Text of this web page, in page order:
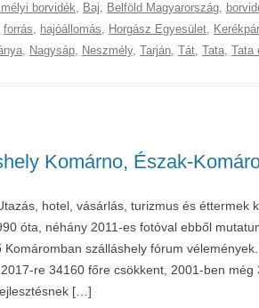
borvidék, Baj, Belföld Magyarország,
forrás, hajóállomás, Horgász Egyesület,
, Nagysáp, Neszmély, Tarján, Tát, Tata, Tata
Komárno, Észak-
hotel, vásárlás, turizmus és éttermek
óta, néhány 2011-es fotóval ebből
Komáromban szálláshely fórum
re 34160 főre csökkent, 2001-ben
[…]